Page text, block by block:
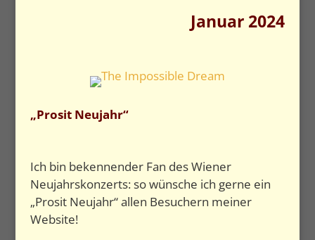
Januar 2024
„Prosit Neujahr“
Ich bin bekennender Fan des Wiener
Neujahrskonzerts: so wünsche ich gerne ein
„Prosit Neujahr“ allen Besuchern meiner
Website!